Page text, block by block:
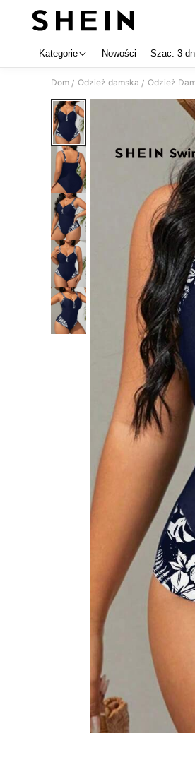
Kategorie Nowości Szac. 3
Dom / Odzież damska / Odzież